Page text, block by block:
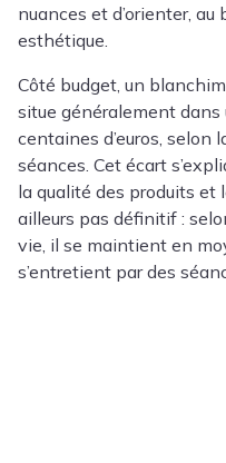
nuances et d’orienter,
esthétique.
Côté budget, un
situe généralement
centaines d’euros, selon
séances. Cet écart
la qualité des produits et
ailleurs pas définitif :
vie, il se maintient en
s’entretient par des